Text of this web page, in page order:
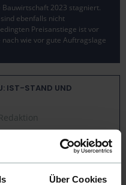
Über Cookies
2023 stagniert.
ebenfalls nicht
Preisanstiege ist vor
wie vor gute Auftragslage
IST-STAND UND